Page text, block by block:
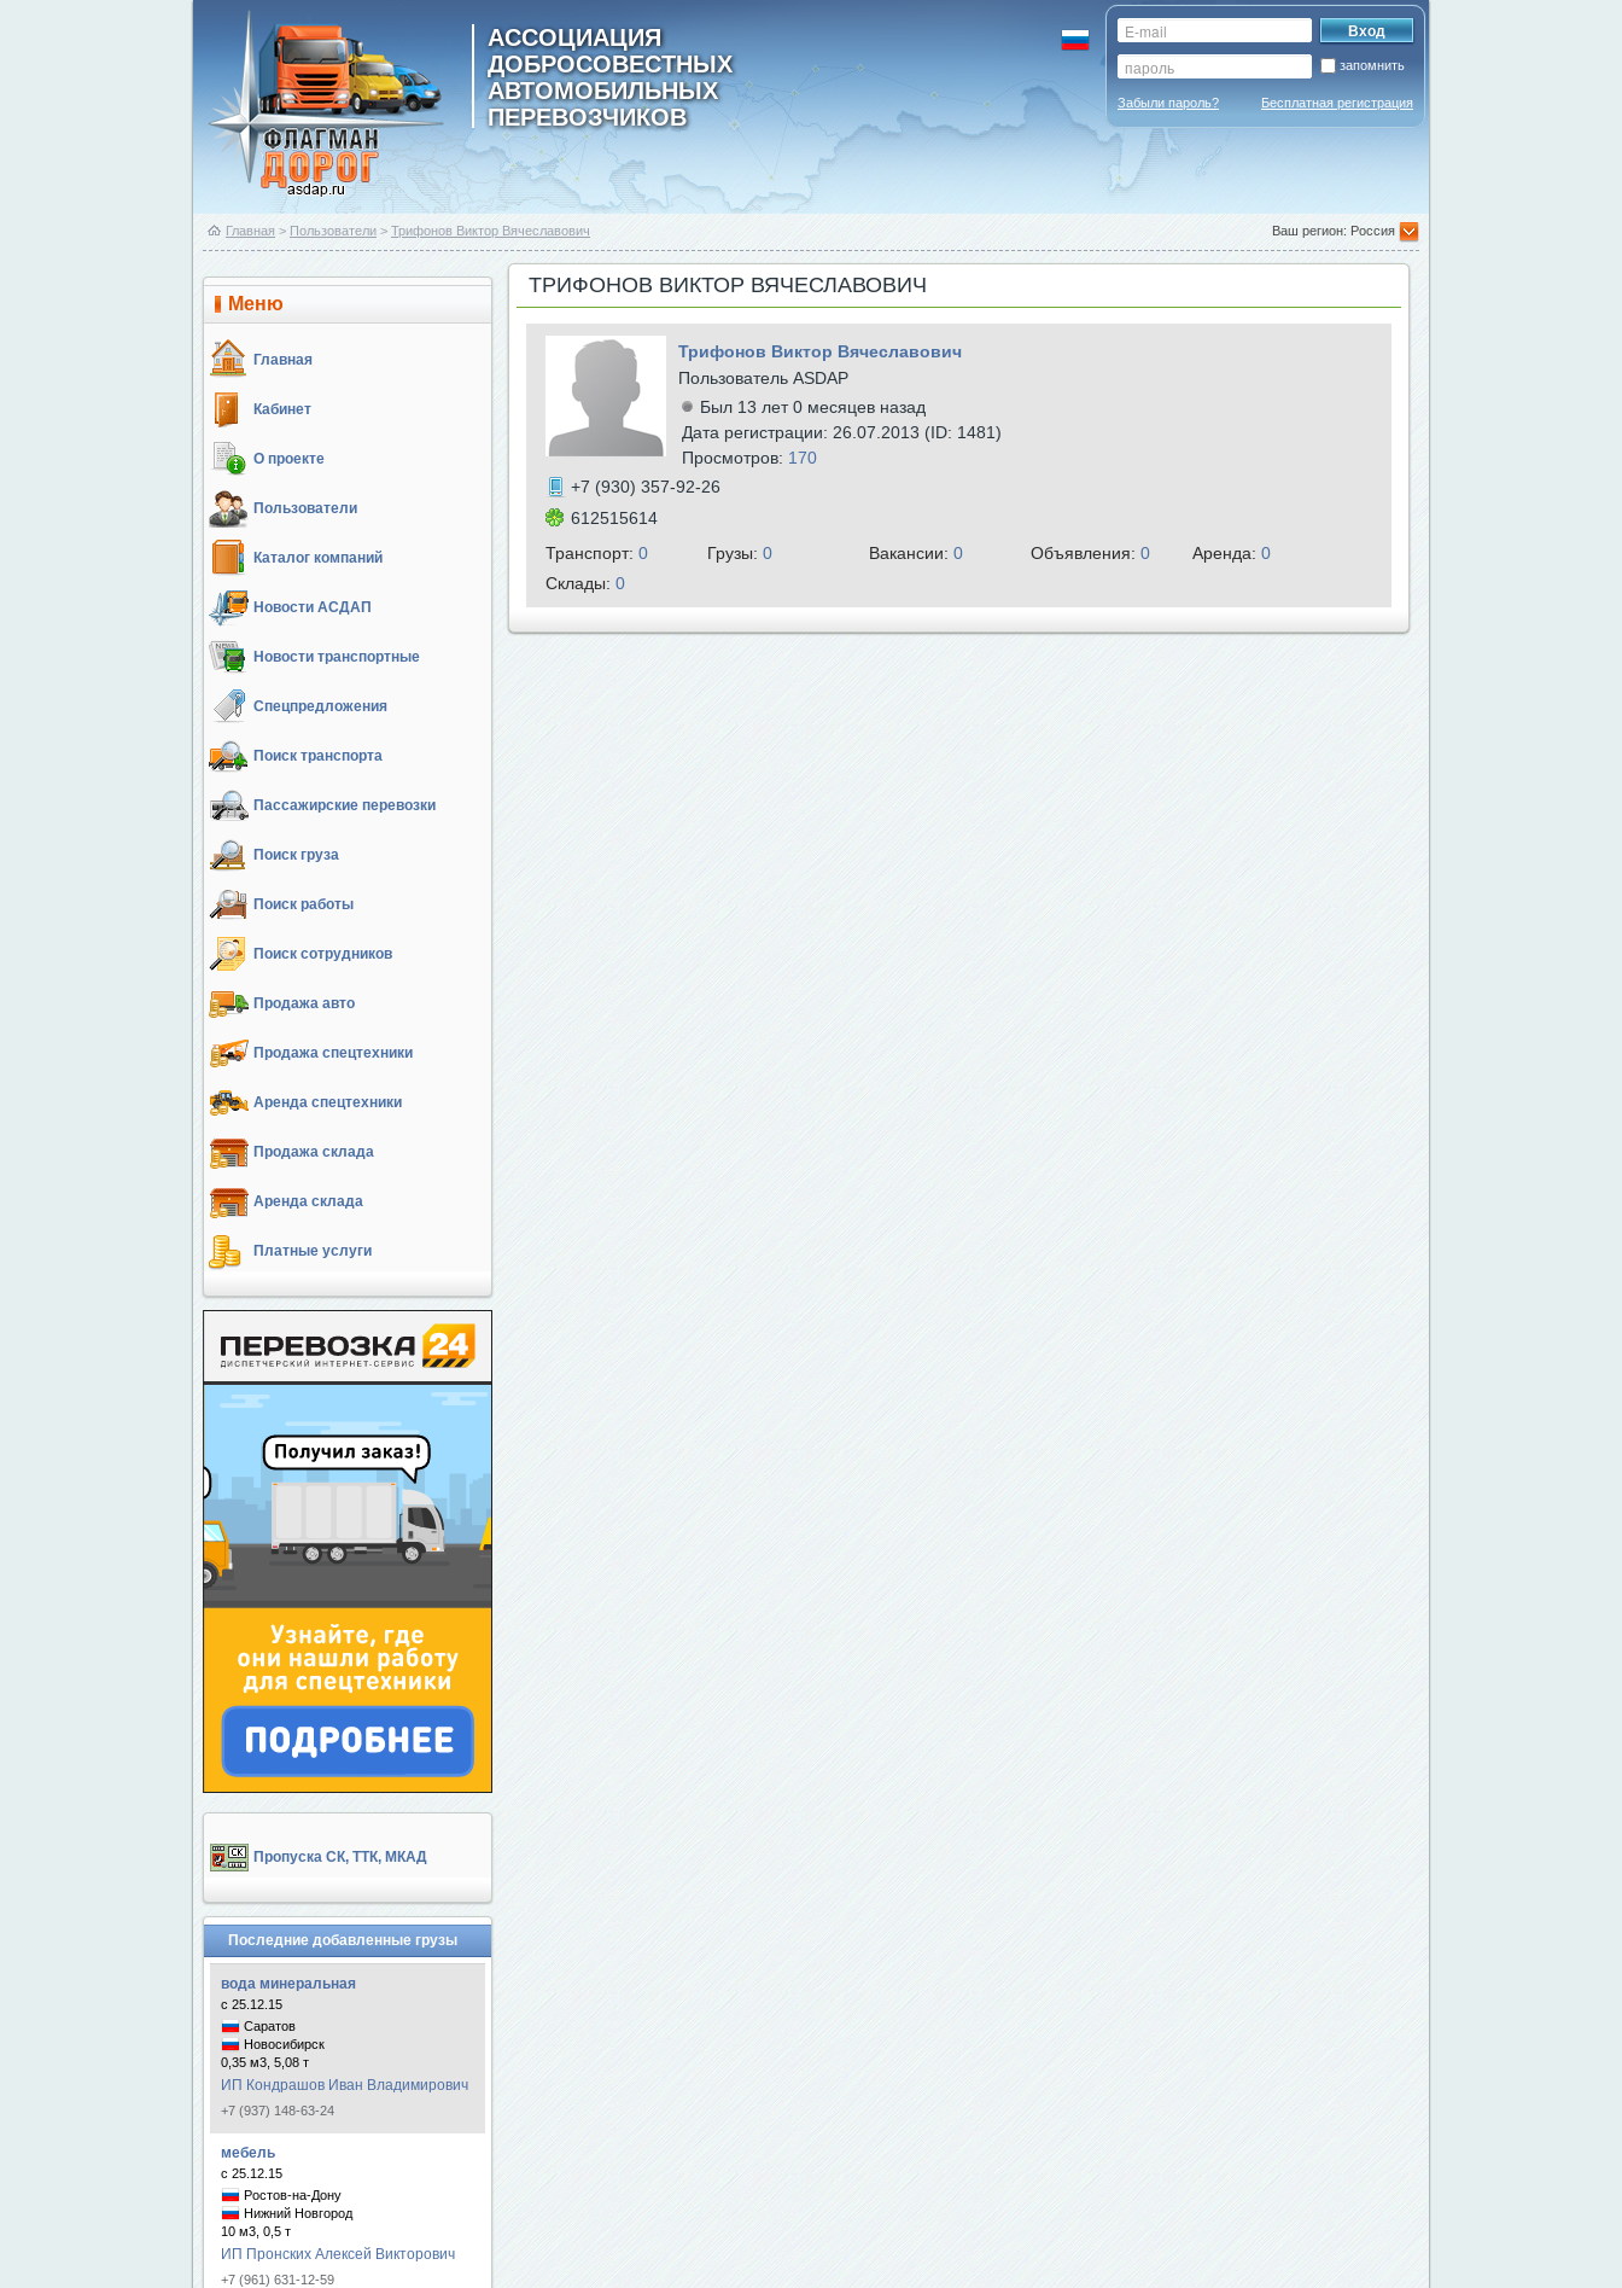
АССОЦИАЦИЯ
ДОБРОСОВЕСТНЫХ
АВТОМОБИЛЬНЫХ
ПЕРЕВОЗЧИКОВ
запомнить
Забыли пароль? Бесплатная регистрация
Главная > Пользователи > Трифонов Виктор Вячеславович Ваш регион: Россия
Меню
Главная
Кабинет
О проекте
Пользователи
Каталог компаний
Новости АСДАП
Новости транспортные
Спецпредложения
Поиск транспорта
Пассажирские перевозки
Поиск груза
Поиск работы
Поиск сотрудников
Продажа авто
Продажа спецтехники
Аренда спецтехники
Продажа склада
Аренда склада
Платные услуги
Пропуска СК, ТТК, МКАД
Последние добавленные грузы
вода минеральная
с 25.12.15
Саратов
Новосибирск
0,35 м3, 5,08 т
ИП Кондрашов Иван Владимирович
+7 (937) 148-63-24
мебель
с 25.12.15
Ростов-на-Дону
Нижний Новгород
10 м3, 0,5 т
ИП Пронских Алексей Викторович
+7 (961) 631-12-59
ТРИФОНОВ ВИКТОР ВЯЧЕСЛАВОВИЧ
Трифонов Виктор Вячеславович
Пользователь ASDAP
Был 13 лет 0 месяцев назад
Дата регистрации: 26.07.2013 (ID: 1481)
Просмотров: 170
+7 (930) 357-92-26
612515614
Транспорт: 0 Грузы: 0 Вакансии: 0 Объявления: 0 Аренда: 0
Склады: 0